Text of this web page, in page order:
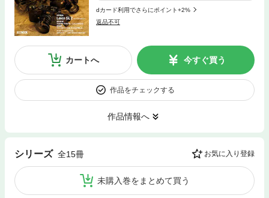
dカード利用でさらにポイント+2%
返品不可
カートへ 今すぐ買う
作品をチェックする
作品情報へ
シリーズ 全15冊 お気に入り登録
未購入巻をまとめて買う